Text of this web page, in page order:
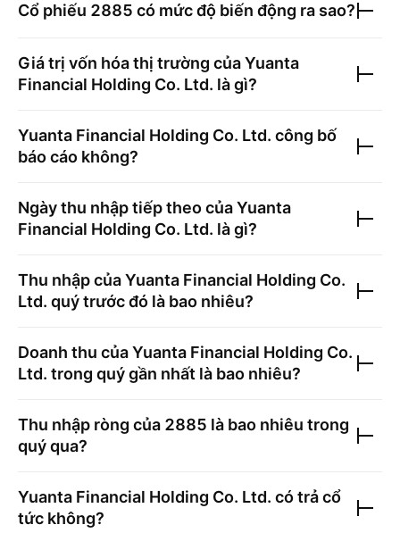
Cổ phiếu 2885 có mức độ biến động ra sao?
Giá trị vốn hóa thị trường củaYuanta
Financial Holding Co. Ltd. là gì?
Yuanta Financial Holding Co. Ltd. công bố
báo cáo không?
Ngày thu nhập tiếp theo củaYuanta
Financial Holding Co. Ltd. là gì?
Thu nhập củaYuanta Financial Holding Co.
Ltd. quý trước đó là bao nhiêu?
Doanh thu củaYuanta Financial Holding Co.
Ltd. trong quý gần nhất là bao nhiêu?
Thu nhập ròng của 2885 là bao nhiêu trong
quý qua?
Yuanta Financial Holding Co. Ltd. có trả cổ
tức không?